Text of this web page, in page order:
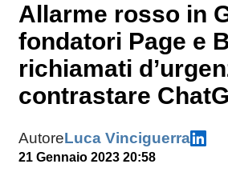
Allarme rosso in
fondatori Page e
richiamati
contrastare
AutoreLuca Vinciguerra
21 Gennaio 2023 20:58